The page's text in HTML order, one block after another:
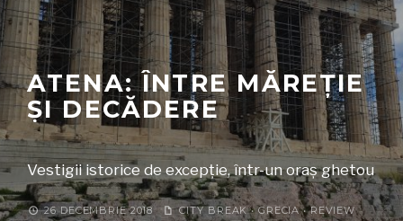
ATENA: ÎNTRE MĂREȚIE
ȘI DECĂDERE
Vestigii istorice de excepție, într-un oraș ghetou
26 DECEMBRIE 2018 CITY BREAK• GRECIA•REVIEW